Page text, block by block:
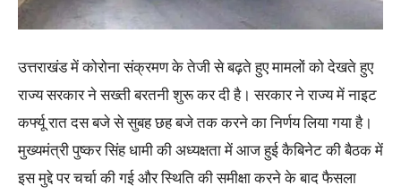
उत्तराखंड में कोरोना संक्रमण के तेजी से बढ़ते हुए मामलों को देखते हुए
राज्य सरकार ने सख्ती बरतनी शुरू कर दी है। सरकार ने राज्य में नाइट
कर्फ्यू रात दस बजे से सुबह छह बजे तक करने का निर्णय लिया गया है।
मुख्यमंत्री पुष्कर सिंह धामी की अध्यक्षता में आज हुई कैबिनेट की बैठक में
इस मुद्दे पर चर्चा की गई और स्थिति की समीक्षा करने के बाद फैसला